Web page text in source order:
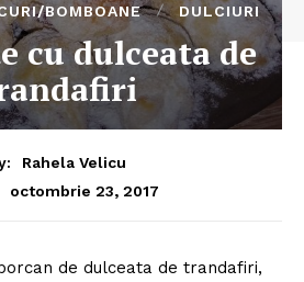
BOMBOANE DULCIURI
cu dulceata de
Rahela Velicu
octombrie 23, 2017
de dulceata de trandafiri,